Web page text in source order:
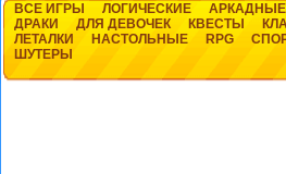
ВСЕ ИГРЫ ЛОГИЧЕСКИЕ АРКАДНЫЕ
ДРАКИ
ДЛЯ ДЕВОЧЕК КВЕСТЫ
ЛЕТАЛКИ
НАСТОЛЬНЫЕ RPG
ШУТЕРЫ